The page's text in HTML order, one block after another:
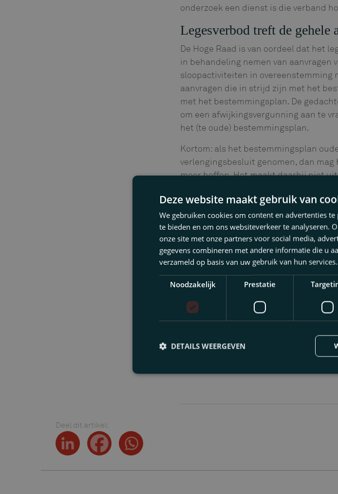
onderzoek een dienst is die verband
Legesverbod treft de gehele
De Hoge Raad is van oordeel dat het
in behandeling nemen van aanvragen
sloopactiviteiten in overeenstemming
aanvragen die in strijd zijn met het
met het bestemmingsplan. De
om een afwijkingsvergunning aan te
het (te oude) bestemmingsplan.
Kortom: als het bestemmingsplan
verlengingsbesluit genomen, dan
meer heffen. Het maakt daarbij niet
gewaarschuwd: om het legesverbod te
bestemmingsplannen tijdig
Deze bijdrage werd geschreven door:
Overheid (rjongen@thuispartners.nl)
Geschreven door
Deel dit artikel:
Deze website maakt gebruik van
We gebruiken cookies om content en advertenties
te bieden en om ons websiteverkeer te analyseren.
onze site met onze partners voor social media,
gegevens combineren met andere informatie die u
verzameld op basis van uw gebruik van hun services.
Noodzakelijk Prestatie
DETAILS WEERGEVEN